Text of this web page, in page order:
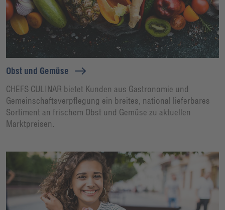
Obst und Gemüse
CHEFS CULINAR bietet Kunden aus Gastronomie und
Gemeinschaftsverpflegung ein breites, national lieferbares
Sortiment an frischem Obst und Gemüse zu aktuellen
Marktpreisen.